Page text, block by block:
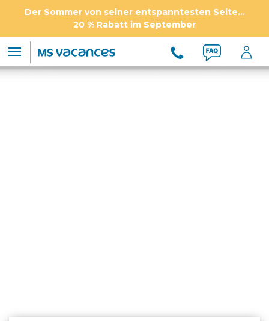
Der Sommer von seiner entspanntesten Seite...
20 % Rabatt im September